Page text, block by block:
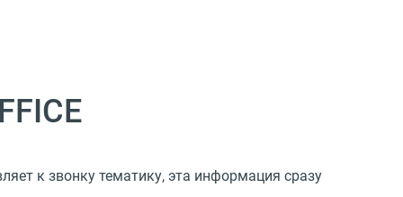
к звонку тематику, эта информация сразу